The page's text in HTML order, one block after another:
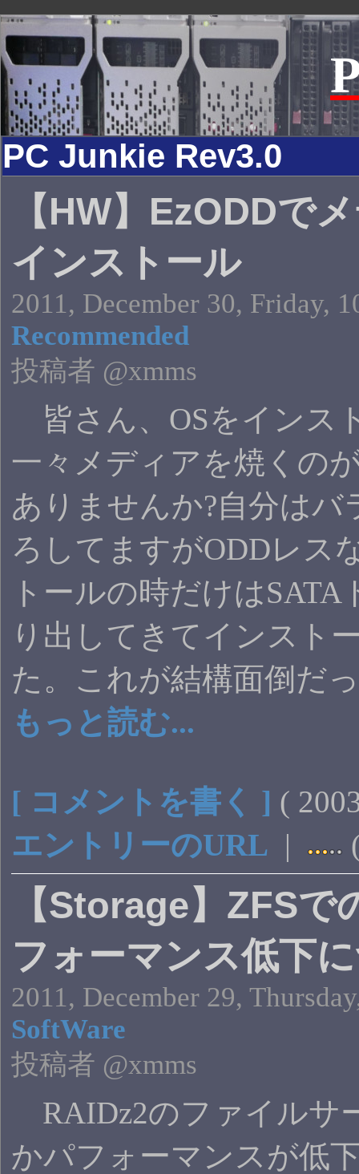
PC Junkie Rev3.0
【HW】EzODDで
インストール
2011, December 30, Friday,
Recommended
投稿者 @xmms
皆さん、OSをインス
一々メディアを焼くの
ありませんか?自分はバ
ろしてますがODDレス
トールの時だけは
り出してきてインスト
た。これが結構面倒だ
もっと読む...
[ コメントを書く ] (
エントリーのURL |
【Storage】ZFS
フォーマンス低下
2011, December 29,
SoftWare
投稿者 @xmms
RAIDz2のファイルサ
かパフォーマンスが低